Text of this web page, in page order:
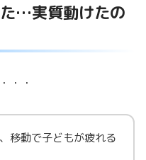
…実質動けたの
・・
移動で子どもが疲れる